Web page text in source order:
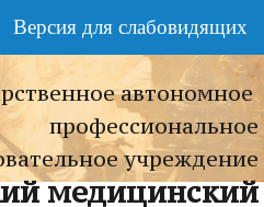
Версия для слабовидящих
автономное
профессиональное
учреждение
медицинский